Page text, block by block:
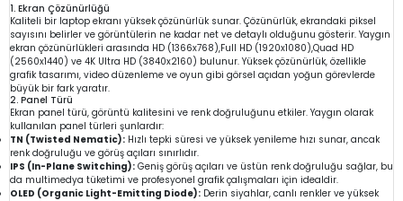
1. Ekran Çözünürlüğü
Kaliteli bir laptop ekranı yüksek çözünürlük sunar. Çözünürlük, ekrandaki piksel
sayısını belirler ve görüntülerin ne kadar net ve detaylı olduğunu gösterir. Yaygın
ekran çözünürlükleri arasında HD (1366x768),Full HD (1920x1080),Quad HD
(2560x1440) ve 4K Ultra HD (3840x2160) bulunur. Yüksek çözünürlük, özellikle
grafik tasarımı, video düzenleme ve oyun gibi görsel açıdan yoğun görevlerde
büyük bir fark yaratır.
2. Panel Türü
Ekran panel türü, görüntü kalitesini ve renk doğruluğunu etkiler. Yaygın olarak
kullanılan panel türleri şunlardır:
TN (Twisted Nematic): Hızlı tepki süresi ve yüksek yenileme hızı sunar, ancak
renk doğruluğu ve görüş açıları sınırlıdır.
IPS (In-Plane Switching): Geniş görüş açıları ve üstün renk doğruluğu sağlar, bu
da multimedya tüketimi ve profesyonel grafik çalışmaları için idealdir.
OLED (Organic Light-Emitting Diode): Derin siyahlar, canlı renkler ve yüksek